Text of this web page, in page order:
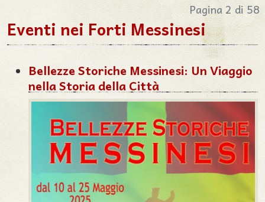
Pagina 2 di 58
Eventi nei Forti Messinesi
Bellezze Storiche Messinesi: Un Viaggio
nella Storia della Città